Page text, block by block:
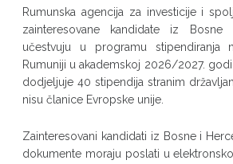
Rumunska agencija za investicije i
zainteresovane kandidate iz
učestvuju u programu stipendiranja
Rumuniji u akademskoj 2026/2027.
dodjeljuje 40 stipendija stranim
nisu članice Evropske unije.
Zainteresovani kandidati iz Bosne i
dokumente moraju poslati u